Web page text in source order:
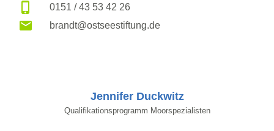
0151 / 43 53 42 26
brandt@ostseestiftung.de
Jennifer Duckwitz
Qualifikationsprogramm Moorspezialisten